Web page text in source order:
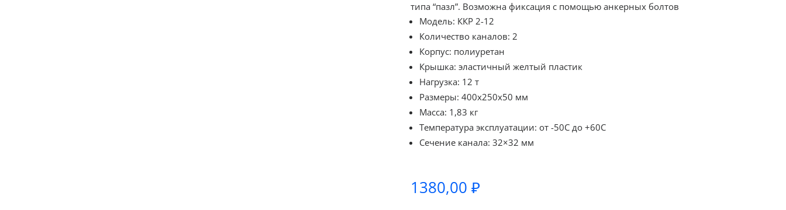
типа “пазл”. Возможна фиксация с помощью анкерных болтов
Модель: ККР 2-12
Количество каналов: 2
Корпус: полиуретан
Крышка: эластичный желтый пластик
Нагрузка: 12 т
Размеры: 400х250х50 мм
Масса: 1,83 кг
Температура эксплуатации: от -50С до +60С
Сечение канала: 32×32 мм
1380,00 ₽